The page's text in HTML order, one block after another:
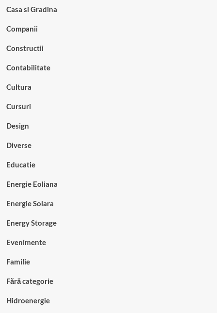
Casa si Gradina
Companii
Constructii
Contabilitate
Cultura
Cursuri
Design
Diverse
Educatie
Energie Eoliana
Energie Solara
Energy Storage
Evenimente
Familie
Fără categorie
Hidroenergie